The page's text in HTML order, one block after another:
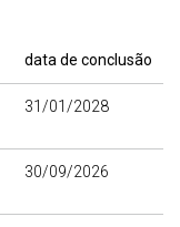
data de conclusão
31/01/2028
30/09/2026